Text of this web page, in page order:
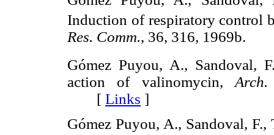
Induction of respiratory control
Res. Comm., 36, 316,
Gómez Puyou, A., Sandoval,
action of valinomycin, Arch.
[ Links ]
Gómez Puyou, A., Sandoval,